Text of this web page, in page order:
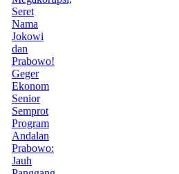
Seret
Nama
Jokowi
dan
Prabowo!
Geger
Ekonom
Senior
Semprot
Program
Andalan
Prabowo:
Jauh